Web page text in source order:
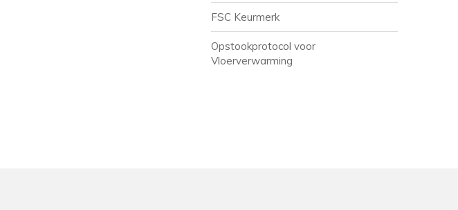
FSC Keurmerk
Opstookprotocol voor
Vloerverwarming